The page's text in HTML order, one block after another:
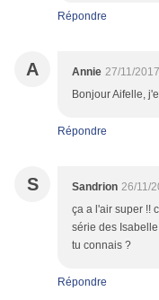
Répondre
A Annie 27/11/
Bonjour Aifelle,
Répondre
S Sandrion 26/11/
ça a l'air super !!
série des
tu connais ?
Répondre